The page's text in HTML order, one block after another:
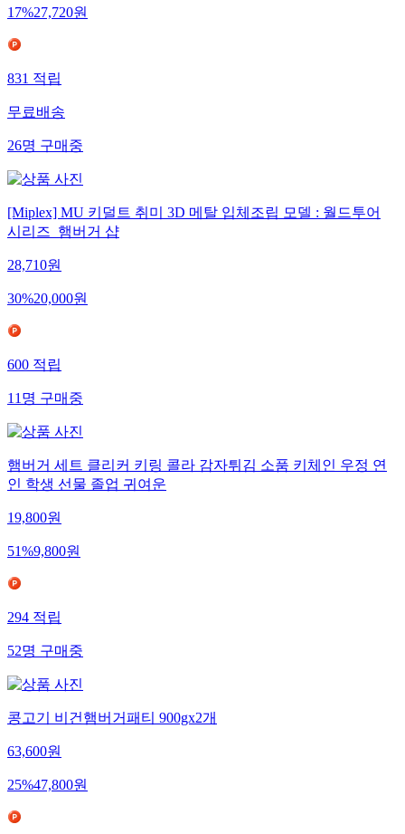
17%27,720원
831 적립
무료배송
26명 구매중
[Miplex] MU 키덜트 취미 3D 메탈 입체조립 모델 : 월드투어
시리즈_햄버거 샵
28,710원
30%20,000원
600 적립
11 명 구매중
햄버거 세트 클리커 키링 콜라 감자튀김 소품 키체인 우정 연
인 학생 선물 졸업 귀여운
19,800원
51%9,800원
294 적립
52명 구매중
콩고기 비건햄버거패티 900gx2개
63,600원
25%47,800원